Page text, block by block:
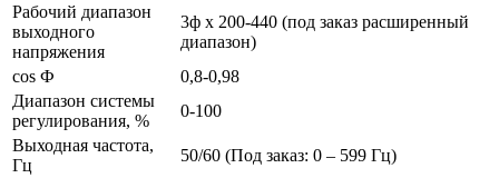
Рабочий диапазон
выходного
напряжения
3ф х 200-440 (под заказ расширенный
диапазон)
cos Ф
0,8-0,98
Диапазон системы
регулирования, %
0-100
Выходная частота,
Гц
50/60 (Под заказ: 0 – 599 Гц)